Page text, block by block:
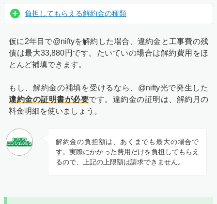
負担してもらえる解約金の種類
仮に2年目で@niftyを解約した場合、違約金と工事費の残
債は最大33,880円です。たいていの場合は解約費用をほ
とんど補填できます。
もし、解約金の補填を受けるなら、@nifty光で発生した
違約金の証明書が必要です。違約金の証明は、解約月の
料金明細を使いましょう。
解約金の負担額は、あくまでも最大の場合で
す。実際にかかった費用だけを負担してもらえ
るので、上記の上限額は請求できません。